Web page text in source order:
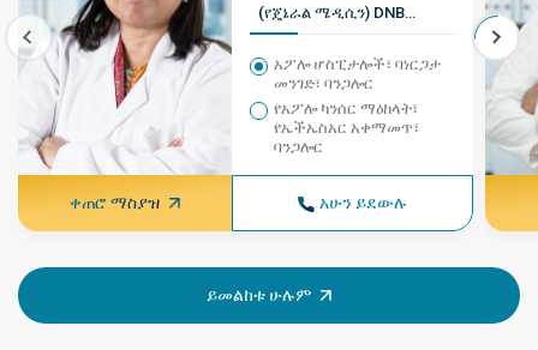
(የጄኔራል ሜዲሲን) DNB
(የህክምና ኦንኮሎጂ)
አፖሎ ሆስፒታሎች፣ ባነርጋታ
መንገድ፣ ባንጋሎር
የአፖሎ ካንሰር ማዕከላት፣
የኤችኤስአር አቀማመጥ፣
ባንጋሎር
ቀጠሮ ማስያዝ አሁን ይደውሉ
ይመልከቱ ሁሉም